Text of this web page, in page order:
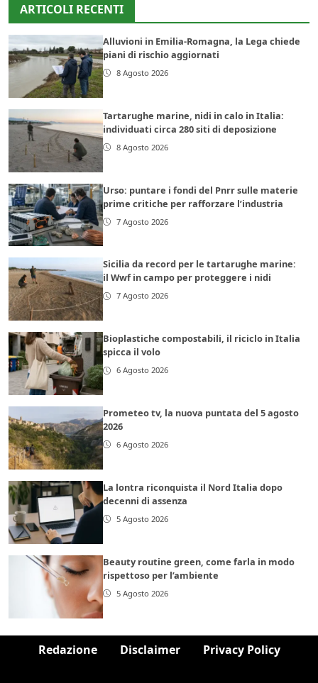
ARTICOLI RECENTI
Alluvioni in Emilia-Romagna, la Lega chiede
piani di rischio aggiornati
8 Agosto 2026
Tartarughe marine, nidi in calo in Italia:
individuati circa 280 siti di deposizione
8 Agosto 2026
Urso: puntare i fondi del Pnrr sulle materie
prime critiche per rafforzare l’industria
7 Agosto 2026
Sicilia da record per le tartarughe marine:
il Wwf in campo per proteggere i nidi
7 Agosto 2026
Bioplastiche compostabili, il riciclo in Italia
spicca il volo
6 Agosto 2026
Prometeo tv, la nuova puntata del 5 agosto
2026
6 Agosto 2026
La lontra riconquista il Nord Italia dopo
decenni di assenza
5 Agosto 2026
Beauty routine green, come farla in modo
rispettoso per l’ambiente
5 Agosto 2026
Redazione Disclaimer Privacy Policy